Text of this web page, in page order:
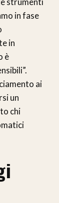
in fase
in
è
ai
un
chi